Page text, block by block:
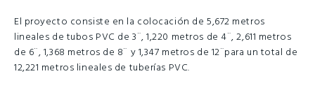
El proyecto consiste en la colocación de 5,672 metros
lineales de tubos PVC de 3¨, 1,220 metros de 4¨, 2,611 metros
de 6¨, 1,368 metros de 8¨ y 1,347 metros de 12¨para un total de
12,221 metros lineales de tuberías PVC.